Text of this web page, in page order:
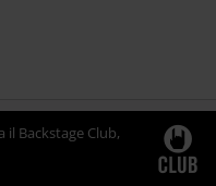
Backstage Club,